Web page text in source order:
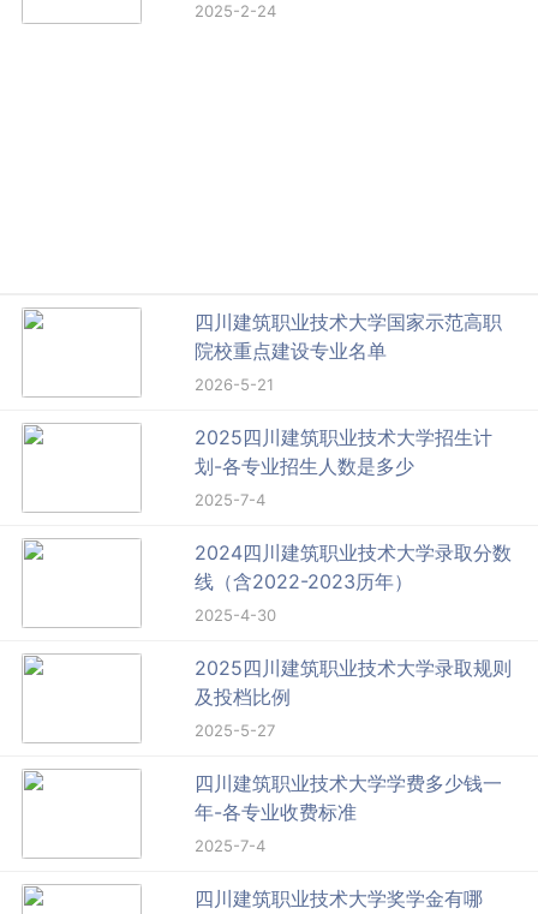
2025-2-24
四川建筑职业技术大学国家示范高职
院校重点建设专业名单
2026-5-21
2025四川建筑职业技术大学招生计
划-各专业招生人数是多少
2025-7-4
2024四川建筑职业技术大学录取分数
线（含2022-2023历年）
2025-4-30
2025四川建筑职业技术大学录取规则
及投档比例
2025-5-27
四川建筑职业技术大学学费多少钱一
年-各专业收费标准
2025-7-4
四川建筑职业技术大学奖学金有哪